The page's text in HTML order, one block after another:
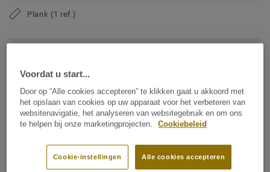
Plank (1 ref.)
CO2-VOETAFDRUK VAN MIJN PROJECT
Voeg toe aan vergelijker
Voordat u start...
Door op “Alle cookies accepteren” te klikken gaat u akkoord met
het opslaan van cookies op uw apparaat voor het verbeteren van
websitenavigatie, het analyseren van websitegebruik en om ons
te helpen bij onze marketingprojecten.
Cookiebeleid
Alle cookies accepteren
Cookie-instellingen